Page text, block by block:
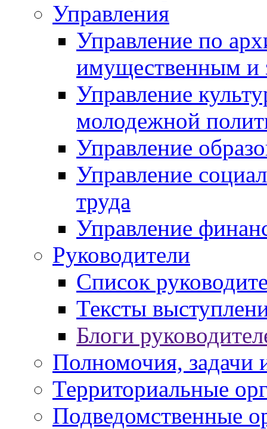
Управления
Управление по
имущественным и
Управление
молодежной
Управление
Управление
труда
Управление
Руководители
Список
Тексты
Блоги
Полномочия, задачи
Территориальные
Подведомственные